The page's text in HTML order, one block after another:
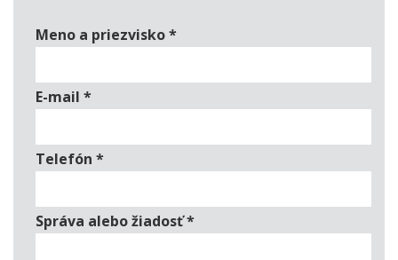
Meno a priezvisko*
E-mail *
Telefón *
Správa alebo žiadosť*